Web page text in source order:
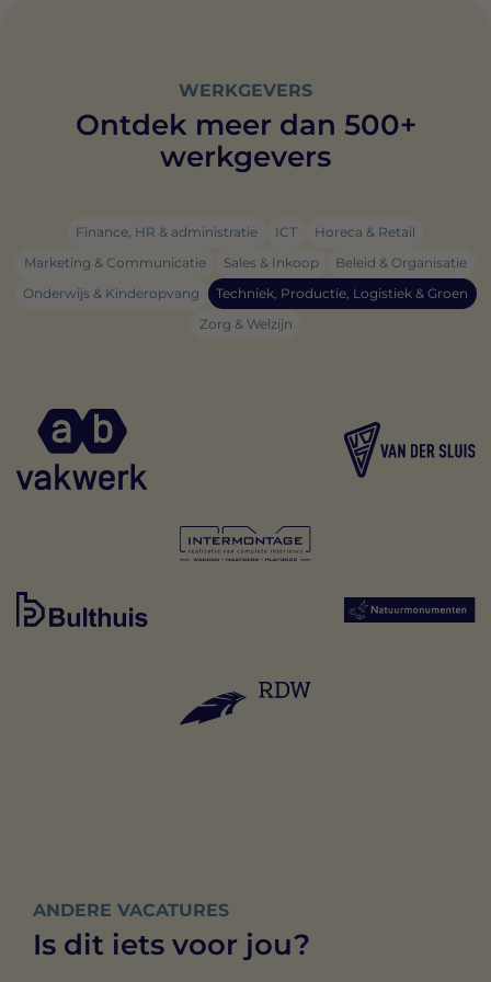
WERKGEVERS
Ontdek meer dan 500+
werkgevers
Finance, HR & administratie ICT
Horeca & Retail
Marketing & Communicatie
Sales & Inkoop
Beleid & Organisatie
Onderwijs & Kinderopvang
Techniek, Productie, Logistiek & Groen
Zorg & Welzijn
ANDERE VACATURES
Is dit iets voor jou?